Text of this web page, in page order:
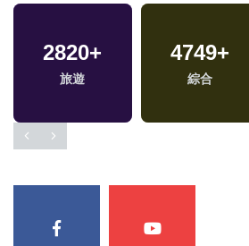
2820+
旅遊
4749+
綜合